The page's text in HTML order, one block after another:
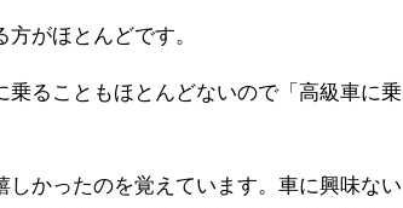
がほとんどです。
ることもほとんどないので「高級車に乗
かったのを覚えています。車に興味ない